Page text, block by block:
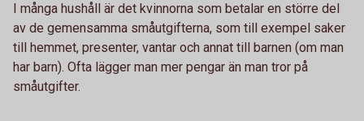
I många hushåll är det kvinnorna som betalar en större del
av de gemensamma småutgifterna, som till exempel saker
till hemmet, presenter, vantar och annat till barnen (om man
har barn). Ofta lägger man mer pengar än man tror på
småutgifter.